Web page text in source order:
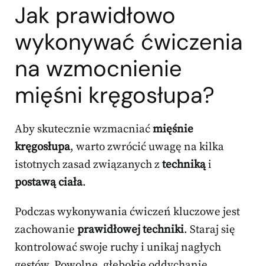
Jak prawidłowo
wykonywać ćwiczenia
na wzmocnienie
mięśni kręgosłupa?
Aby skutecznie wzmacniaćmięśnie
kręgosłupa, warto zwrócić uwagę na kilka
istotnych zasad związanych ztechnikąi
postawą ciała.
Podczas wykonywania ćwiczeń kluczowe jest
zachowanie prawidłowej techniki. Staraj się
kontrolować swoje ruchy i unikaj nagłych